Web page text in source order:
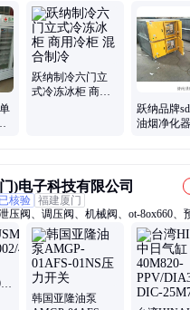
跃纳制冷六门立
式冷冻冰柜 商用
跃纳品牌
油烟净化器
)电子科技有限公司
核验 福建厦门
压阀、调压阀、机械阀、ot-8ox660、
电磁阀、液压阀、油压缸、ca11a3ail、
阀、dsc32b100、顺序阀、防逆阀、逆止
滤器、sun液压、dnb50n150、溢流阀
411/011/412/012W2
韩国亚隆油泵